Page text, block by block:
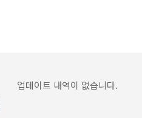
업데이트 내역이 없습니다.